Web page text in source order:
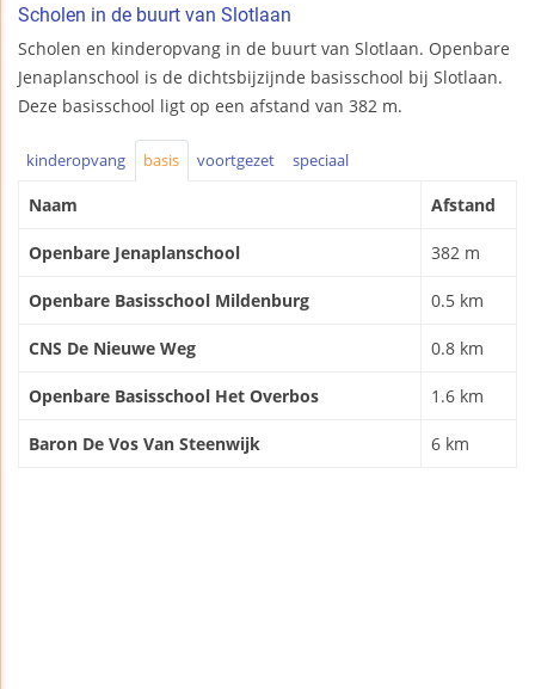
Scholen in de buurt van Slotlaan
Scholen en kinderopvang in de buurt van Slotlaan. Openbare
Jenaplanschool is de dichtsbijzijnde basisschool bij Slotlaan.
Deze basisschool ligt op een afstand van 382 m.
kinderopvang basis voortgezet speciaal
Naam Afstand
Openbare Jenaplanschool 382 m
Openbare Basisschool Mildenburg 0.5 km
CNS De Nieuwe Weg 0.8 km
Openbare Basisschool Het Overbos 1.6 km
Baron De Vos Van Steenwijk 6 km